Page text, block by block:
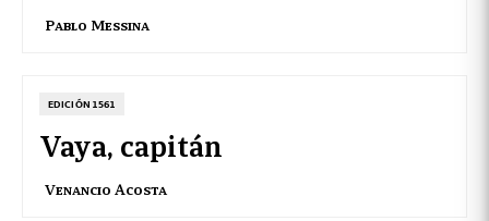
Pablo Messina
EDICIÓN 1561
Vaya, capitán
Venancio Acosta